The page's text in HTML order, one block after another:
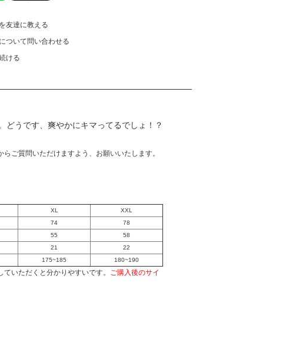
友達に教える
ついて問い合わせる
ける
どうです、爽やかにキマってるでしょ！？
ご質問いただけますよう、お願いいたします。
XL
XXL
74
78
55
58
21
22
175~185 180~190
いただくと分かりやすいです。 ご購入後のサイ